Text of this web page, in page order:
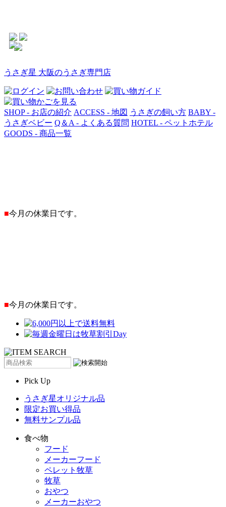
うさぎ星 大阪のうさぎ専門店
SHOP - お店の紹介 ACCESS - 地図 うさぎの飼い方 BABY -
うさぎベビー Q＆A - よくある質問 HOTEL - ペットホテル
GOODS - 商品一覧
■今月の休業日です。
■今月の休業日です。
Pick Up
うさぎ星オリジナル品
限定お買い得品
無料サンプル品
食べ物
フード
メーカーフード
ペレット牧草
牧草
おやつ
メーカーおやつ